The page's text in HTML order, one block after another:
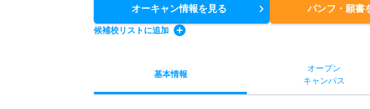
オーキャン情報を見る パンフ・願書
候補校リストに追加
基本情報
オープン
キャンパス